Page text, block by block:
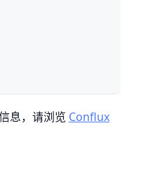
息，请浏览 Conflux